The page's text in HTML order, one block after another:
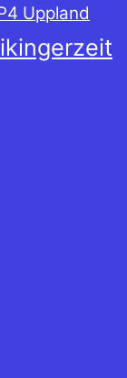
Uppland